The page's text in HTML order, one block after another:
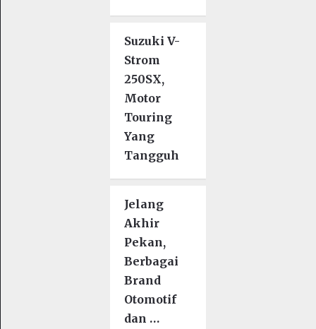
Suzuki V-
Strom
250SX,
Motor
Touring
Yang
Tangguh
Jelang
Akhir
Pekan,
Berbagai
Brand
Otomotif
dan …